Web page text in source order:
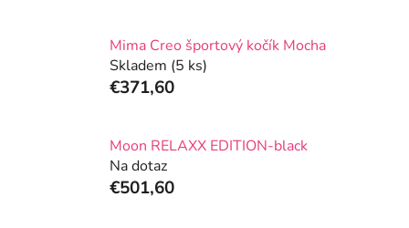
Mima Creo športový kočík Mocha
Skladem (5 ks)
€371,60
Moon RELAXX EDITION-black
Na dotaz
€501,60